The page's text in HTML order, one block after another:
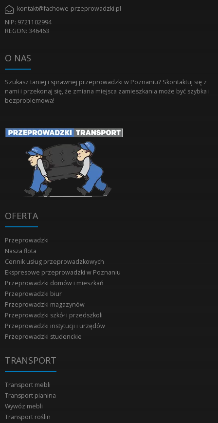
kontakt@fachowe-przeprowadzki.pl
NIP: 9721102994
REGON: 346463
O NAS
Szukasz taniej i sprawnej przeprowadzki w Poznaniu? Skontaktuj się z
nami i przekonaj się, że zmiana miejsca zamieszkania może być szybka i
bezproblemowa!
OFERTA
Przeprowadzki
Nasza flota
Cennik usług przeprowadzkowych
Ekspresowe przeprowadzki w Poznaniu
Przeprowadzki domów i mieszkań
Przeprowadzki biur
Przeprowadzki magazynów
Przeprowadzki szkół i przedszkoli
Przeprowadzki instytucji i urzędów
Przeprowadzki studenckie
TRANSPORT
Transport mebli
Transport pianina
Wywóz mebli
Transport roślin